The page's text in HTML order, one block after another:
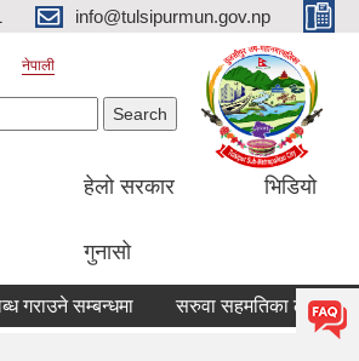
info@tulsipurmun.gov.np
नेपाली
हेलो सरकार
गुनासो
भिडियो
सम्बन्धमा सरुवा सहमतिका लागि दरखास्त